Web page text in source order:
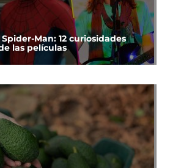
Man: 12 curiosidades
las películas